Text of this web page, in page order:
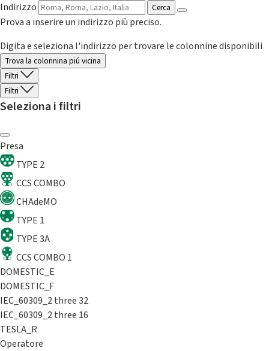
Indirizzo
Cerca
Prova a inserire un indirizzo più preciso.
Digita e seleziona l'indirizzo per trovare le colonnine disponibili
Trova la colonnina piú vicina
Filtri
Filtri
Seleziona i filtri
Presa
TYPE 2
CCS COMBO
CHAdeMO
TYPE 1
TYPE 3A
CCS COMBO 1
DOMESTIC_E
DOMESTIC_F
IEC_60309_2 three 32
IEC_60309_2 three 16
TESLA_R
Operatore